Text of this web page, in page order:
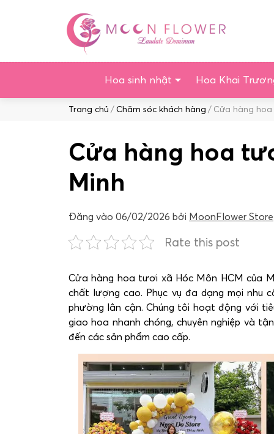
Hoa sinh nhật Hoa Khai
Duyệt:
Trang chủ Chăm sóc khách hàng Cửa hàng hoa
Cửa hàng hoa
Minh
Đăng vào 06/02/2026 bởi MoonFlower Store
Rate this post
Cửa hàng hoa tươi xã Hóc Môn HCM của
chất lượng cao. Phục vụ đa dạng mọi nhu
phường lân cận. Chúng tôi hoạt động với
giao hoa nhanh chóng, chuyên nghiệp và
đến các sản phẩm cao cấp.